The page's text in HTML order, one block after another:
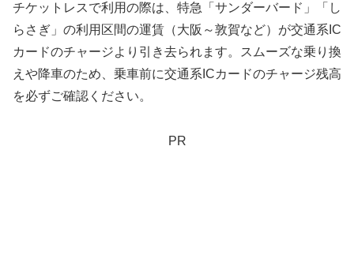
チケットレスで利用の際は、特急「サンダーバード」「し
らさぎ」の利用区間の運賃（大阪～敦賀など）が交通系IC
カードのチャージより引き去られます。スムーズな乗り換
えや降車のため、乗車前に交通系ICカードのチャージ残高
を必ずご確認ください。
PR